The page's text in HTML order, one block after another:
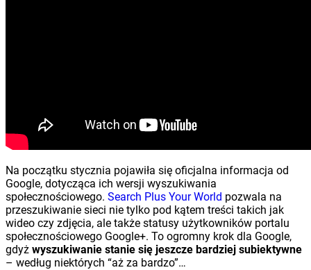
Na początku stycznia pojawiła się oficjalna informacja od
Google, dotycząca ich wersji wyszukiwania
społecznościowego. Search Plus Your World pozwala na
przeszukiwanie sieci nie tylko pod kątem treści takich jak
wideo czy zdjęcia, ale także statusy użytkowników portalu
społecznościowego Google+. To ogromny krok dla Google,
gdyż wyszukiwanie stanie się jeszcze bardziej subiektywne
– według niektórych “aż za bardzo”…